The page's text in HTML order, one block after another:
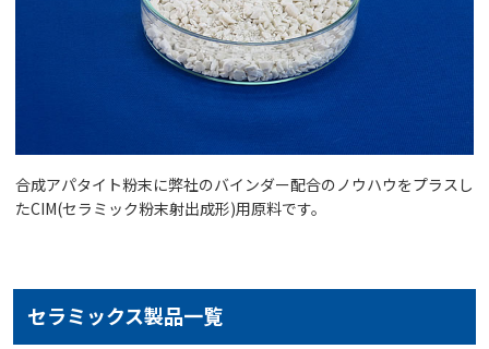
合成アパタイト粉末に弊社のバインダー配合のノウハウをプラスし
たCIM(セラミック粉末射出成形)用原料です。
セラミックス製品一覧